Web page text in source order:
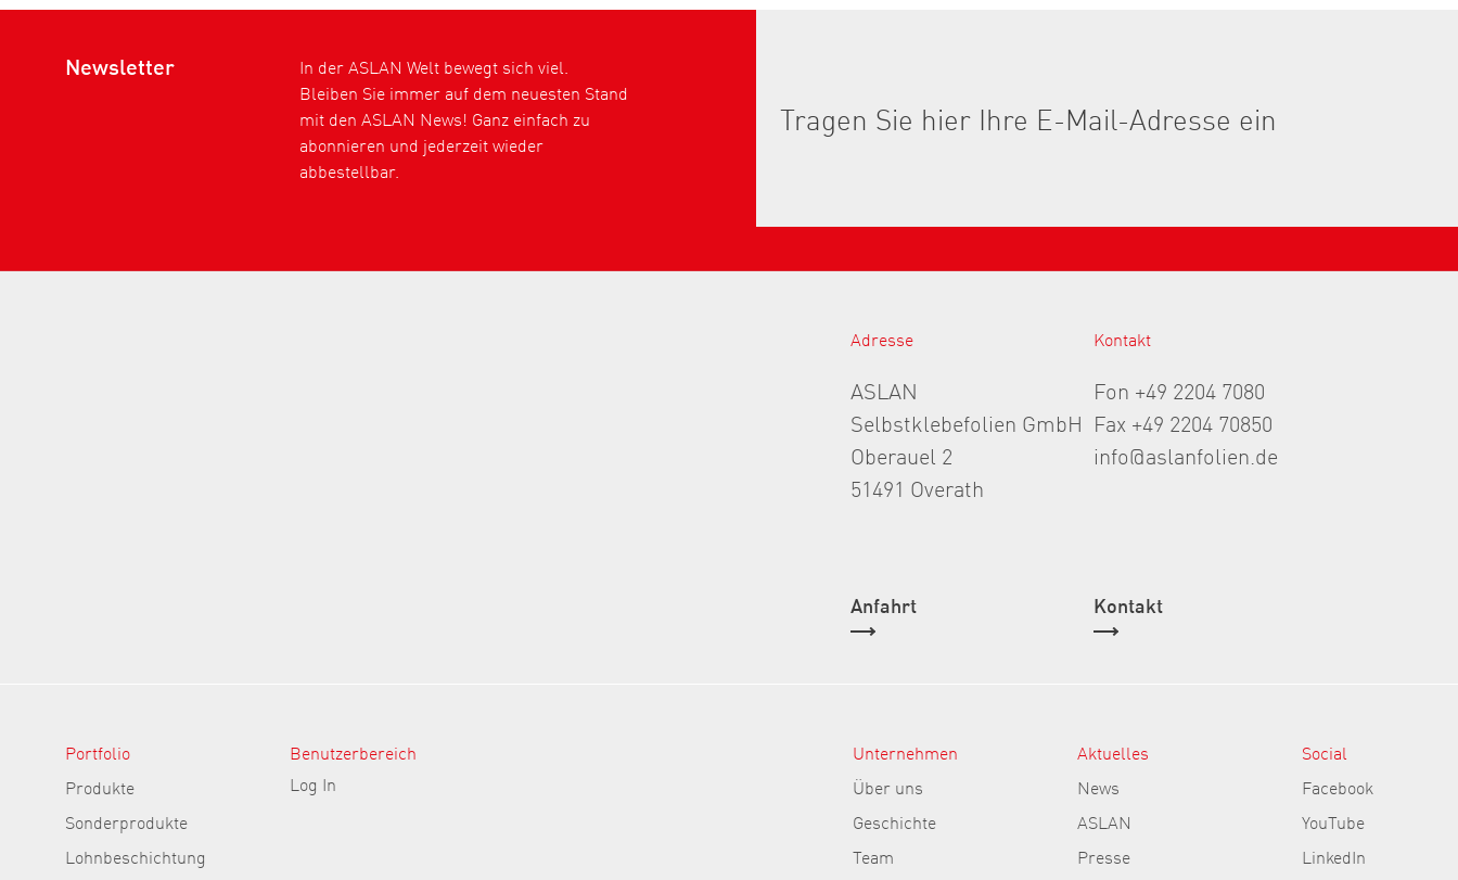
Newsletter
In der ASLAN Welt bewegt sich viel.
Bleiben Sie immer auf dem neuesten Stand
mit den ASLAN News! Ganz einfach zu
abonnieren und jederzeit wieder
abbestellbar.
Adresse
ASLAN
Selbstklebefolien GmbH
Oberauel 2
51491 Overath
Anfahrt
Kontakt
Fon +49 2204 7080
Fax +49 2204 70850
info@aslanfolien.de
Kontakt
Portfolio
Produkte
Sonderprodukte
Lohnbeschichtung
Benutzerbereich
Log In
Unternehmen
Über uns
Geschichte
Team
Aktuelles
News
ASLAN
Presse
Social
Facebook
YouTube
LinkedIn